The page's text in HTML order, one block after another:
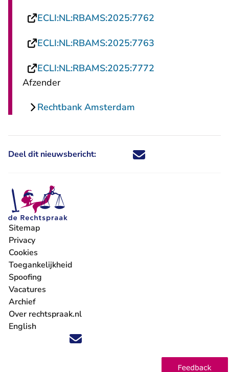
ECLI:NL:RBAMS:2025:7762
ECLI:NL:RBAMS:2025:7763
ECLI:NL:RBAMS:2025:7772
Afzender
Rechtbank Amsterdam
Deel dit nieuwsbericht: Deel dit nieuwsbericht via X -
Deel dit nieuwsbericht via
Deel dit nieuwsbericht
Deel dit
Volg ons op X (Twitter) - U verlaat Rechtspraak.nl
Volg ons op Facebook - U verlaat Rechtspraak.nl
Volg ons op Instagram - U verlaat Rechtspraak.nl
Volg ons op Youtube - U verlaat Rechtspraak.nl
Volg ons op LinkedIn - U verlaat
'Blijf op de hoogte' nieuwsbrief - U verlaat
Sitemap
Privacy
Cookies
Toegankelijkheid
Spoofing
Vacatures
- U verlaat Rechtspraak.nl
Archief
Over rechtspraak.nl
English